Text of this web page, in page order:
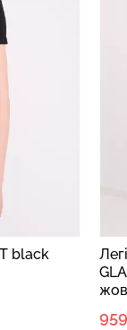
black